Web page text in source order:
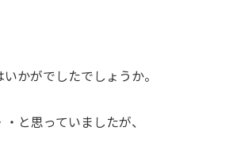
がでしたでしょうか。
と思っていましたが、